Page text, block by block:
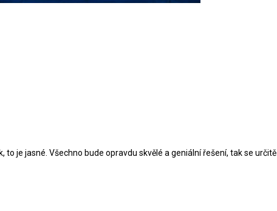
to je jasné. Všechno bude opravdu skvělé a geniální řešení, tak se určitě